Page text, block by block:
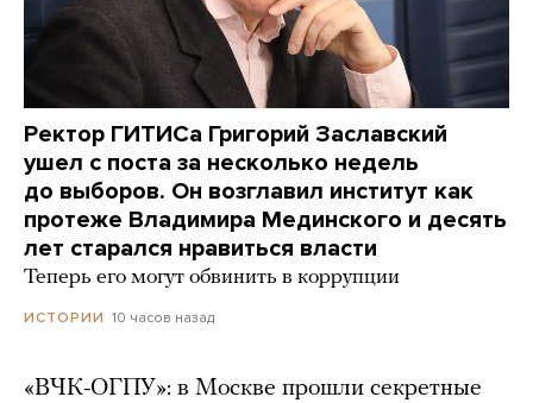
Ректор ГИТИСа Григорий Заславский
ушел с поста за несколько недель
до выборов. Он возглавил институт как
протеже Владимира Мединского и десять
лет старался нравиться власти
Теперь его могут обвинить в коррупции
ИСТОРИИ 10 часов назад
«ВЧК-ОГПУ»: в Москве прошли секретные